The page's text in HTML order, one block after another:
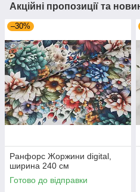
Акційні пропозиції та
–30%
Ранфорс Жоржини digital,
ширина 240 см
Готово до відправки